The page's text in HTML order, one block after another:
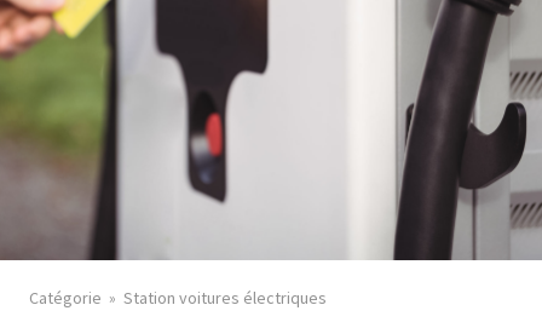
Catégorie Station voitures électriques